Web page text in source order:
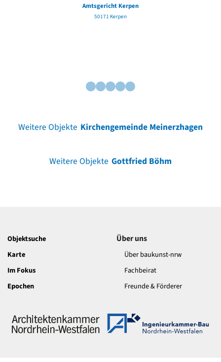
Amtsgericht Kerpen
50171 Kerpen
Weitere Objekte Kirchengemeinde Meinerzhagen
Weitere Objekte Gottfried Böhm
Objektsuche
Karte
Im Fokus
Epochen
Über uns
Über baukunst-nrw
Fachbeirat
Freunde & Förderer